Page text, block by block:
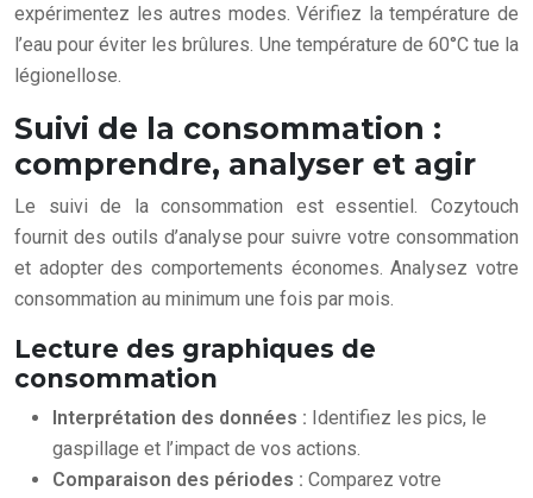
expérimentez les autres modes. Vérifiez la température de
l’eau pour éviter les brûlures. Une température de 60°C tue la
légionellose.
Suivi de la consommation :
comprendre, analyser et agir
Le suivi de la consommation est essentiel. Cozytouch
fournit des outils d’analyse pour suivre votre consommation
et adopter des comportements économes. Analysez votre
consommation au minimum une fois par mois.
Lecture des graphiques de
consommation
Interprétation des données : Identifiez les pics, le
gaspillage et l’impact de vos actions.
Comparaison des périodes : Comparez votre